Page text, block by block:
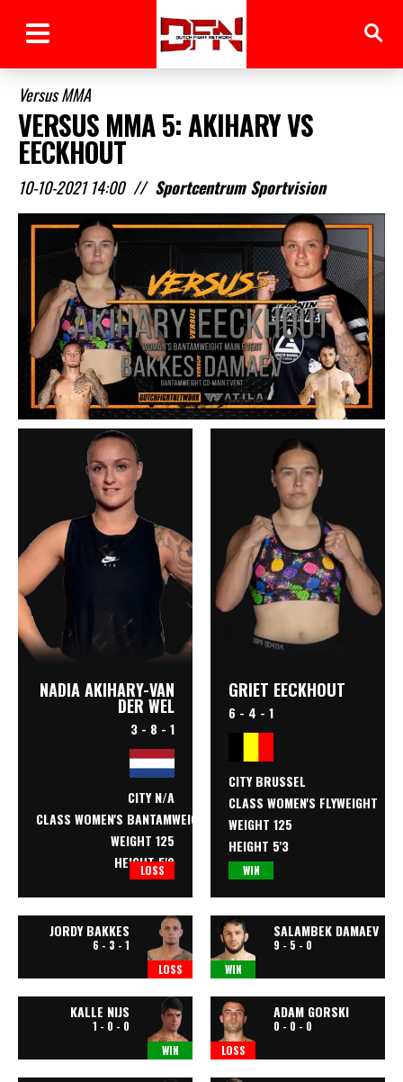
Versus MMA
VERSUS MMA 5: AKIHARY VS
EECKHOUT
10-10-2021 14:00 // Sportcentrum Sportvision
NADIA AKIHARY-VAN
DER WEL
3 - 8 - 1
CITY N/A
CLASS WOMEN'S BANTAMWEIGHT
WEIGHT 125
HEIGHT 5'8
LOSS
GRIET EECKHOUT
6 - 4 - 1
CITY BRUSSEL
CLASS WOMEN'S FLYWEIGHT
WEIGHT 125
HEIGHT 5'3
WIN
JORDY BAKKES
6 - 3 - 1
LOSS
SALAMBEK DAMAEV
9 - 5 - 0
WIN
KALLE NIJS
1 - 0 - 0
WIN
ADAM GORSKI
0 - 0 - 0
LOSS